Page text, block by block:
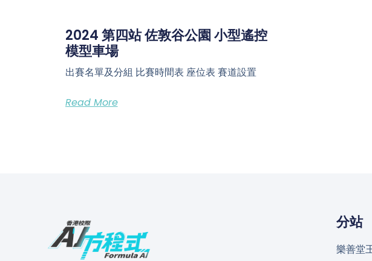
2024 第四站 佐敦谷公園 小型遙控
模型車場
出賽名單及分組 比賽時間表 座位表 賽道設置
Read More
分站
樂善堂